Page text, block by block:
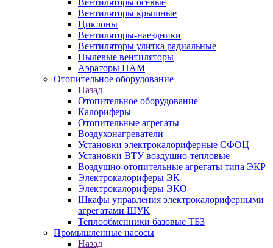
Вентиляторы осевые
Вентиляторы крышные
Циклоны
Вентиляторы-наездники
Вентиляторы улитка радиальные
Пылевые вентиляторы
Аэраторы ПАМ
Отопительное оборудование
Назад
Отопительное оборудование
Калориферы
Отопительные агрегаты
Воздухонагреватели
Установки электрокалориферные СФОЦ
Установки ВТУ воздушно-тепловые
Воздушно-отопительные агрегаты типа ЭКР
Электрокалориферы ЭК
Электрокалориферы ЭКО
Шкафы управления электрокалориферными
агрегатами ШУК
Теплообменники базовые ТБЗ
Промышленные насосы
Назад